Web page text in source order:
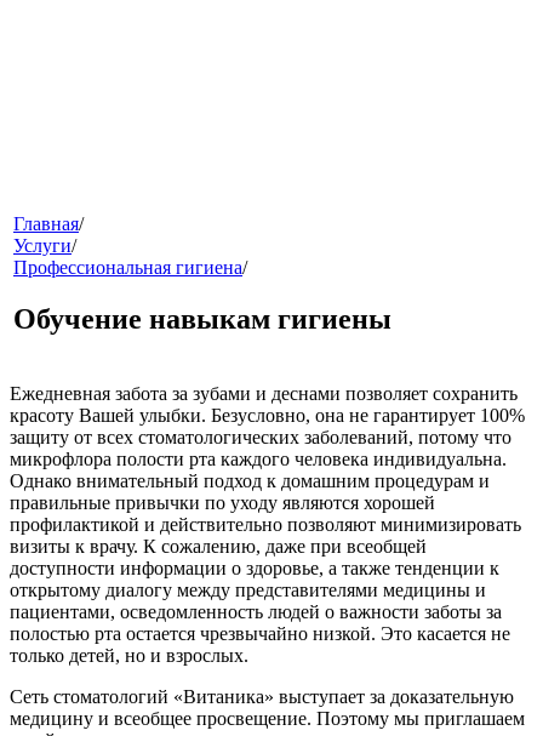
меню
звонок
клиники
Главная/
Услуги/
Профессиональная гигиена/
Обучение навыкам гигиены
Ежедневная забота за зубами и деснами позволяет сохранить
красоту Вашей улыбки. Безусловно, она не гарантирует 100%
защиту от всех стоматологических заболеваний, потому что
микрофлора полости рта каждого человека индивидуальна.
Однако внимательный подход к домашним процедурам и
правильные привычки по уходу являются хорошей
профилактикой и действительно позволяют минимизировать
визиты к врачу. К сожалению, даже при всеобщей
доступности информации о здоровье, а также тенденции к
открытому диалогу между представителями медицины и
пациентами, осведомленность людей о важности заботы за
полостью рта остается чрезвычайно низкой. Это касается не
только детей, но и взрослых.
Сеть стоматологий «Витаника» выступает за доказательную
медицину и всеобщее просвещение. Поэтому мы приглашаем